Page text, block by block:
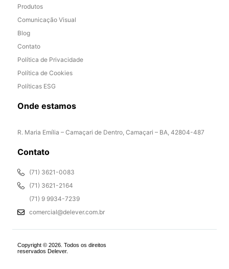
Produtos
Comunicação Visual
Blog
Contato
Política de Privacidade
Política de Cookies
Políticas ESG
Onde estamos
R. Maria Emília – Camaçari de Dentro, Camaçari – BA, 42804-487
Contato
(71) 3621-0083
(71) 3621-2164
(71) 9 9934-7239
comercial@delever.com.br
Copyright © 2026. Todos os direitos
reservados Delever.